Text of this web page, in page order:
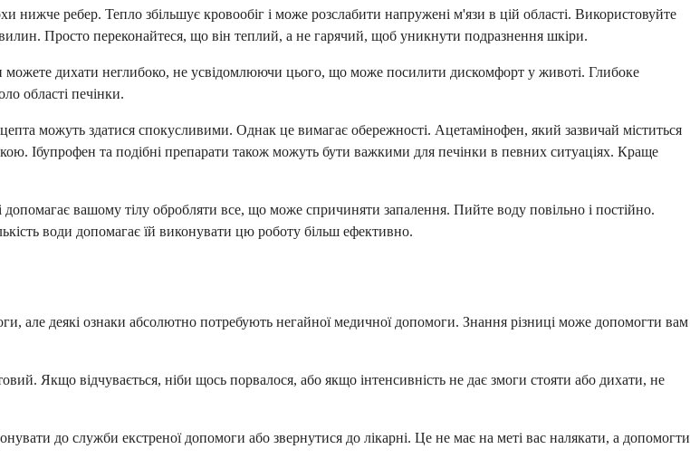
ребер. Тепло збільшує кровообіг і може розслабити напружені м'язи в цій області. Використовуйте
Просто переконайтеся, що він теплий, а не гарячий, щоб уникнути подразнення шкіри.
дихати неглибоко, не усвідомлюючи цього, що може посилити дискомфорт у животі. Глибоке
області печінки.
можуть здатися спокусливими. Однак це вимагає обережності. Ацетамінофен, який зазвичай міститься
Ібупрофен та подібні препарати також можуть бути важкими для печінки в певних ситуаціях. Краще
вашому тілу обробляти все, що може спричиняти запалення. Пийте воду повільно і постійно.
води допомагає їй виконувати цю роботу більш ефективно.
але деякі ознаки абсолютно потребують негайної медичної допомоги. Знання різниці може допомогти вам
Якщо відчувається, ніби щось порвалося, або якщо інтенсивність не дає змоги стояти або дихати, не
до служби екстреної допомоги або звернутися до лікарні. Це не має на меті вас налякати, а допомогти